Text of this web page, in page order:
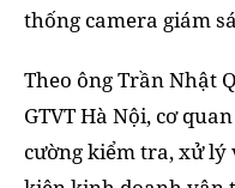
thống camera giám
Theo ông Trần Nhật
GTVT Hà Nội, cơ
cường kiểm tra, xử lý